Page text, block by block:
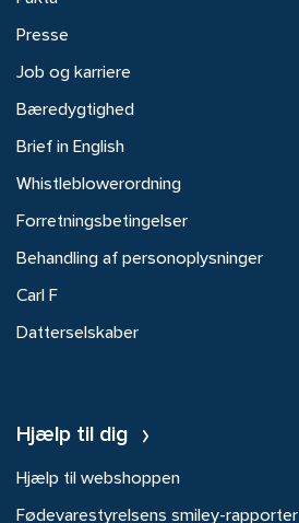
Presse
Job og karriere
Bæredygtighed
Brief in English
Whistleblowerordning
Forretningsbetingelser
Behandling af personoplysninger
Carl F
Datterselskaber
Hjælp til dig
Hjælp til webshoppen
Fødevarestyrelsens smiley-rapporter